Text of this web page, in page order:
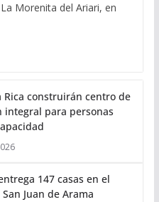
Morenita del Ariari, en
Rica construirán centro de
integral para personas
147 casas en el
San Juan de Arama